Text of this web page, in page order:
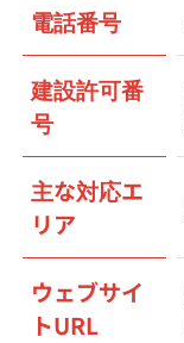
電話番号
建設許可番
号
主な対応エ
リア
ウェブサイ
トURL